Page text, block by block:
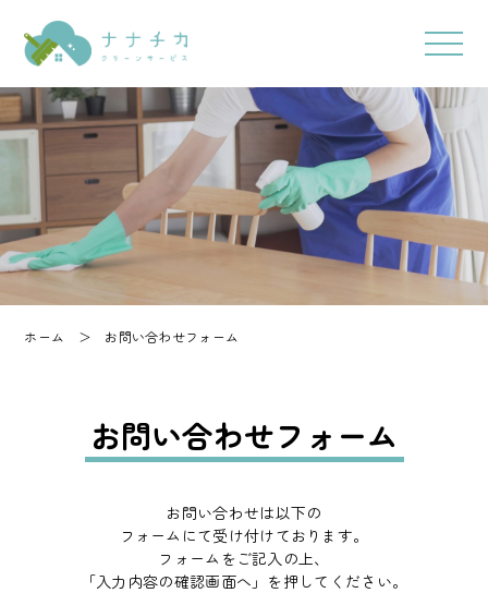
ホーム ＞ お問い合わせフォーム
お問い合わせフォーム
お問い合わせは以下の
フォームにて受け付けております。
フォームをご記入の上、
「入力内容の確認画面へ」を押してください。